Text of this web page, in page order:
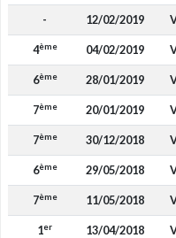
- 12/02/2019
4ème 04/02/2019
6ème 28/01/2019
7ème 20/01/2019
7ème 30/12/2018
6ème 29/05/2018
7ème 11/05/2018
1er 13/04/2018